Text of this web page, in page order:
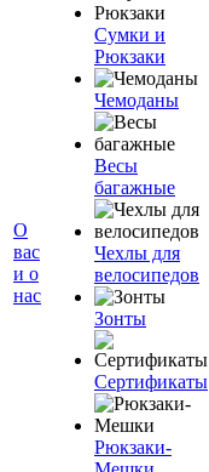
О
вас
и о
нас
Сумки и
Рюкзаки
Чемоданы
Весы
багажные
Чехлы для
велосипедов
Зонты
Сертификаты
Рюкзаки-